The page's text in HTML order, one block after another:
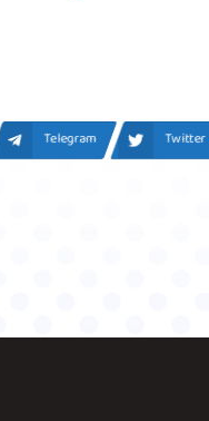
Telegram Twitter